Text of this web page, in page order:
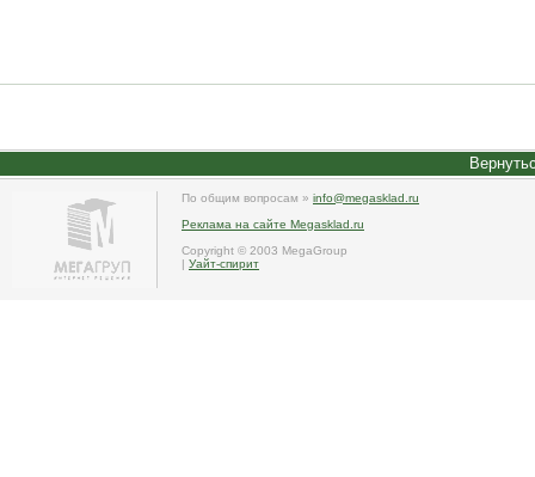
По общим вопросам » info@megasklad.ru
Реклама на сайте Megasklad.ru
Copyright © 2003 MegaGroup
| Уайт-спирит